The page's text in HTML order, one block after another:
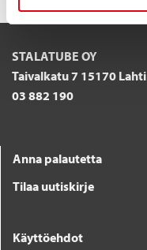
STALATUBE OY
Taivalkatu 7 15170 Lahti
03 882 190
Anna palautetta
Tilaa uutiskirje
Käyttöehdot